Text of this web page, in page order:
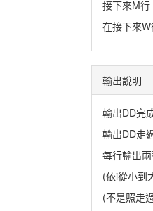
接下來M
在接下來
輸出說明
輸出DD完
輸出DD走
每行輸出
(依i從小到
(不是照走